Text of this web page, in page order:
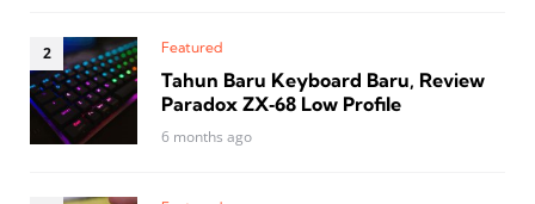
Featured
Tahun Baru Keyboard Baru, Review
Paradox ZX‑68 Low Profile
6 months ago